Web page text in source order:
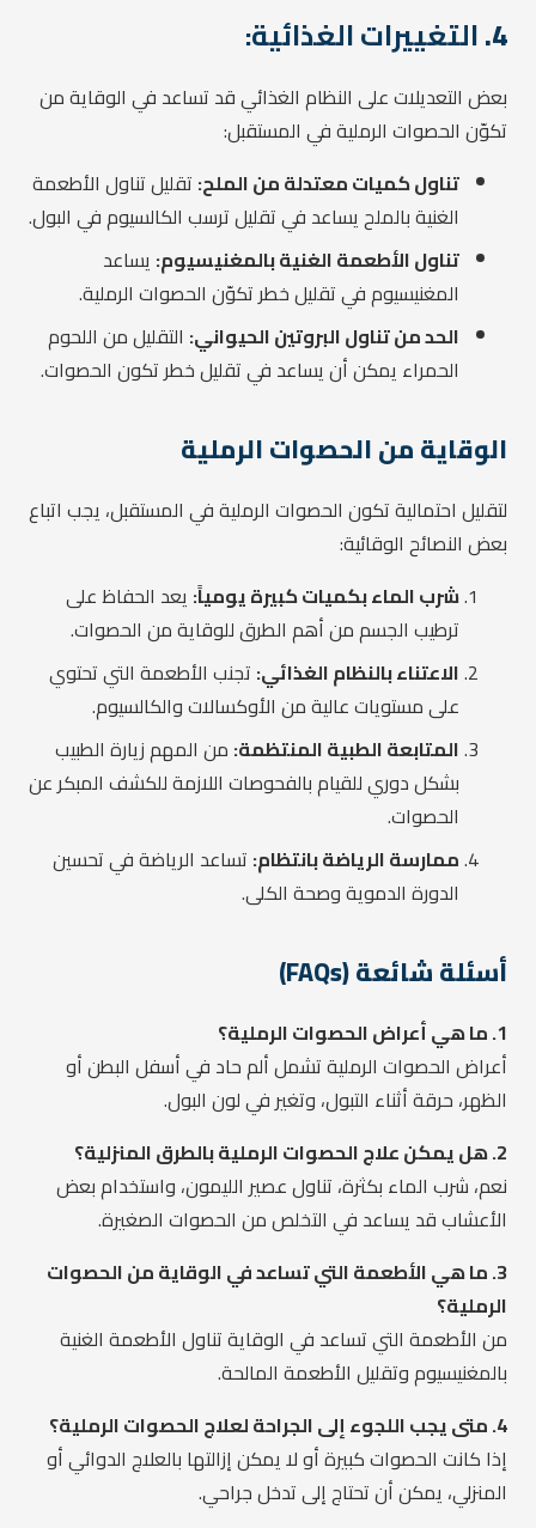
4. التغييرات الغذائية:
بعض التعديلات على النظام الغذائي قد تساعد في الوقاية من
تكوّن الحصوات الرملية في المستقبل:
تناول كميات معتدلة من الملح: تقليل تناول الأطعمة
الغنية بالملح يساعد في تقليل ترسب الكالسيوم في البول.
تناول الأطعمة الغنية بالمغنيسيوم: يساعد
المغنيسيوم في تقليل خطر تكوّن الحصوات الرملية.
الحد من تناول البروتين الحيواني: التقليل من اللحوم
الحمراء يمكن أن يساعد في تقليل خطر تكون الحصوات.
الوقاية من الحصوات الرملية
لتقليل احتمالية تكون الحصوات الرملية في المستقبل، يجب اتباع
بعض النصائح الوقائية:
شرب الماء بكميات كبيرة يومياً: يعد الحفاظ على
ترطيب الجسم من أهم الطرق للوقاية من الحصوات.
الاعتناء بالنظام الغذائي: تجنب الأطعمة التي تحتوي
على مستويات عالية من الأوكسالات والكالسيوم.
المتابعة الطبية المنتظمة: من المهم زيارة الطبيب
بشكل دوري للقيام بالفحوصات اللازمة للكشف المبكر عن
الحصوات.
ممارسة الرياضة بانتظام: تساعد الرياضة في تحسين
الدورة الدموية وصحة الكلى.
أسئلة شائعة (FAQs)
1. ما هي أعراض الحصوات الرملية؟
أعراض الحصوات الرملية تشمل ألم حاد في أسفل البطن أو
الظهر، حرقة أثناء التبول، وتغير في لون البول.
2. هل يمكن علاج الحصوات الرملية بالطرق المنزلية؟
نعم، شرب الماء بكثرة، تناول عصير الليمون، واستخدام بعض
الأعشاب قد يساعد في التخلص من الحصوات الصغيرة.
3. ما هي الأطعمة التي تساعد في الوقاية من الحصوات
الرملية؟
من الأطعمة التي تساعد في الوقاية تناول الأطعمة الغنية
بالمغنيسيوم وتقليل الأطعمة المالحة.
4. متى يجب اللجوء إلى الجراحة لعلاج الحصوات الرملية؟
إذا كانت الحصوات كبيرة أو لا يمكن إزالتها بالعلاج الدوائي أو
المنزلي، يمكن أن تحتاج إلى تدخل جراحي.